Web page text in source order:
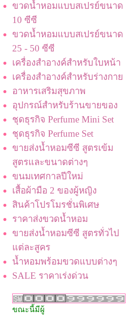
ขวดน้ำหอมแบบสเปรย์ขนาด
10 ซีซี
ขวดน้ำหอมแบบสเปรย์ขนาด
25 - 50 ซีซี
เครื่องสำอางค์สำหรับใบหน้า
เครื่องสำอางค์สำหรับร่างกาย
อาหารเสริมสุขภาพ
อุปกรณ์สำหรับร้านขายของ
ชุดธุรกิจ Perfume Mini Set
ชุดธุรกิจ Perfume Set
ขายส่งน้ำหอมซีซี สูตรเข้ม
สูตรและขนาดต่างๆ
ขนมเทศกาลปีใหม่
เสื้อผ้ามือ 2 ของผู้หญิง
สินค้าโปรโมรชั่นพิเศษ
ราคาส่งขวดน้ำหอม
ขายส่งน้ำหอมซีซี สูตรทั่วไป
แต่ละสูคร
น้ำหอมพร้อมขวดแบบต่างๆ
SALE ราคาเร่งด่วน
ขณะนี้มีผู้